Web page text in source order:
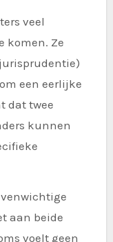
veel
komen. Ze
een eerlijke
dat twee
kunnen
aan beide
voelt geen